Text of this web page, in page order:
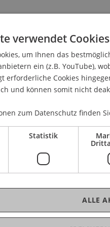
wachsen ständig. Daher
liechtensteinischen
gerade auch auf ihre
liechtensteinischen
Wichtigkeit, eine
beschränkt auf
werden kann.
verwendet
um Ihnen das
ein (z.B. YouTube),
erforderliche Cookies
und können somit nicht
zum Datenschutz finden
Statistik
ALLE